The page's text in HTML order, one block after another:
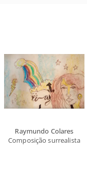
Raymundo Colares
Composição surrealista